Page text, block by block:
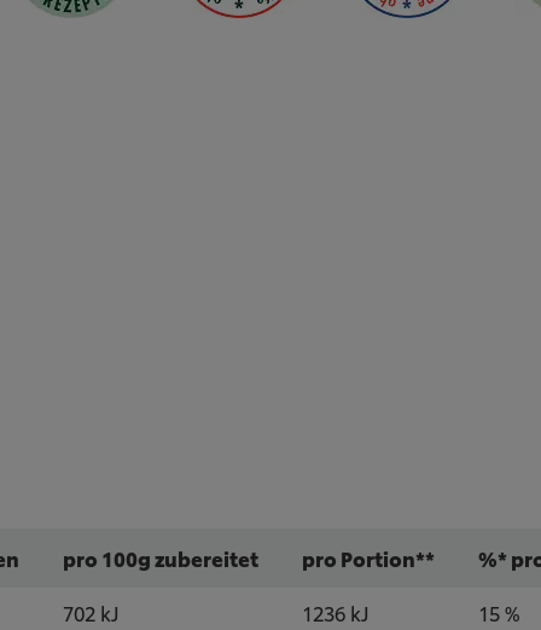
pro 100g zubereitet pro Portion**
%*
702 kJ
1236 kJ
15 %